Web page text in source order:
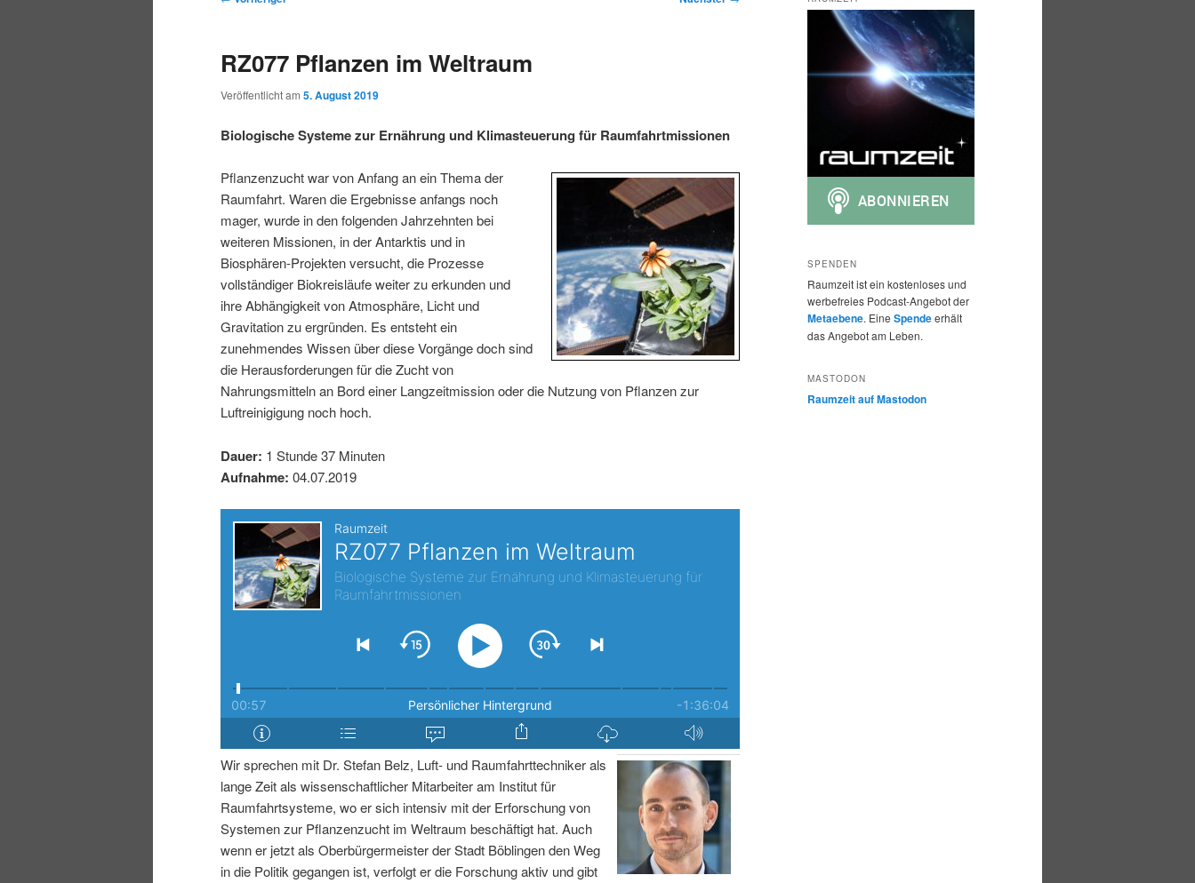
p
m
ä
r
e
n
I
n
h
a
l
s
r
i
n
s
u
n
d
ä
r
e
n
I
n
h
l
s
p
r
t
a
s
a
v
i
g
a
t
i
o
n
RZ077 Pflanzen im Weltraum
Veröffentlicht am 5. August 2019
Biologische Systeme zur Ernährung und Klimasteuerung für Raumfahrtmissionen
Pflanzenzucht war von Anfang an ein Thema der
Raumfahrt. Waren die Ergebnisse anfangs noch
mager, wurde in den folgenden Jahrzehnten bei
weiteren Missionen, in der Antarktis und in
Biosphären-Projekten versucht, die Prozesse
vollständiger Biokreisläufe weiter zu erkunden und
ihre Abhängigkeit von Atmosphäre, Licht und
Gravitation zu ergründen. Es entsteht ein
zunehmendes Wissen über diese Vorgänge doch sind
die Herausforderungen für die Zucht von
Nahrungsmitteln an Bord einer Langzeitmission oder die Nutzung von Pflanzen zur
Luftreinigigung noch hoch.
Dauer: 1 Stunde 37 Minuten
Aufnahme: 04.07.2019
Wir sprechen mit Dr. Stefan Belz, Luft- und Raumfahrttechniker als
lange Zeit als wissenschaftlicher Mitarbeiter am Institut für
Raumfahrtsysteme, wo er sich intensiv mit der Erforschung von
Systemen zur Pflanzenzucht im Weltraum beschäftigt hat. Auch
wenn er jetzt als Oberbürgermeister der Stadt Böblingen den Weg
in die Politik gegangen ist, verfolgt er die Forschung aktiv und gibt
SPENDEN
Raumzeit ist ein kostenloses und
werbefreies Podcast-Angebot der
Metaebene. Eine Spendeerhält
das Angebot am Leben.
MASTODON
Raumzeit auf Mastodon